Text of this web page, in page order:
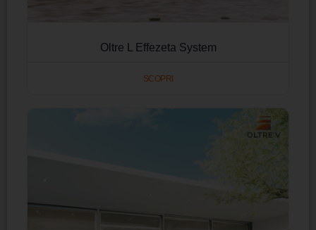
Oltre L Effezeta System
SCOPRI